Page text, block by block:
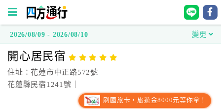
方
通
行
2026/08/09 - 2026/08/10 變更
開心居民宿
住址：花蓮市中正路572號
花蓮縣民宿1241號｜
刷國旅卡，旅遊金8000元等你拿！